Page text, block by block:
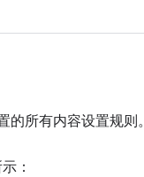
的所有内容设置规则。
：